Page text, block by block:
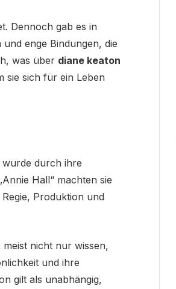
Dennoch gab es in
enge Bindungen, die
was über diane keaton
sie sich für ein Leben
wurde durch ihre
Hall“ machten sie
Produktion und
nicht nur wissen,
und ihre
gilt als unabhängig,